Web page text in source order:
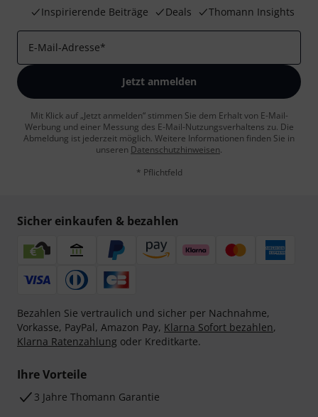
Inspirierende Beiträge
Deals Thomann Insights
E-Mail-Adresse*
Jetzt anmelden
Mit Klick auf „Jetzt anmelden“ stimmen Sie dem Erhalt von E-Mail-
Werbung und einer Messung des E-Mail-Nutzungsverhaltens zu. Die
Abmeldung ist jederzeit möglich. Weitere Informationen finden Sie in
unseren Datenschutzhinweisen.
* Pflichtfeld
Sicher einkaufen & bezahlen
Bezahlen Sie vertraulich und sicher per Nachnahme,
Vorkasse, PayPal, Amazon Pay, Klarna Sofort bezahlen,
Klarna Ratenzahlung oder Kreditkarte.
Ihre Vorteile
3 Jahre Thomann Garantie